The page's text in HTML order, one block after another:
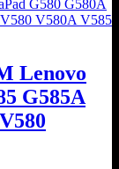
Lenovo
G585A